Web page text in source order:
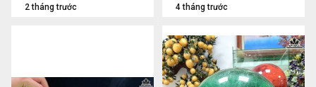
2 tháng trước 4 tháng trước